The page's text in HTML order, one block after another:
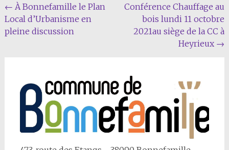
Navigation
Article
← À Bonnefamille le Plan
Local d’Urbanisme en
pleine discussion
Conférence Chauffage au
bois lundi 11 octobre
2021au siège de la CC à
Heyrieux →